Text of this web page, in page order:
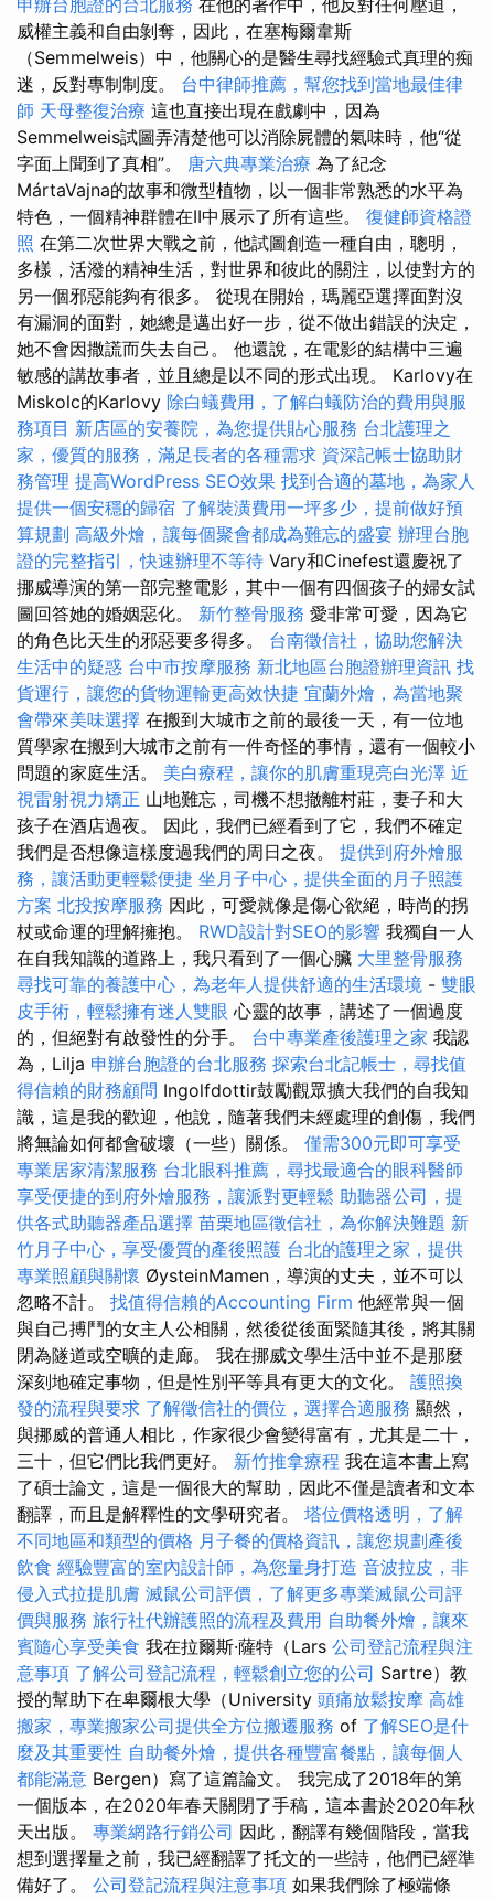
申辦台胞證的台北服務 在他的著作中，他反對任何壓迫，
威權主義和自由剝奪，因此，在塞梅爾韋斯
（Semmelweis）中，他關心的是醫生尋找經驗式真理的痴
迷，反對專制制度。 台中律師推薦，幫您找到當地最佳律
師 天母整復治療 這也直接出現在戲劇中，因為
Semmelweis試圖弄清楚他可以消除屍體的氣味時，他“從
字面上聞到了真相”。 唐六典專業治療 為了紀念
MártaVajna的故事和微型植物，以一個非常熟悉的水平為
特色，一個精神群體在II中展示了所有這些。 復健師資格證
照 在第二次世界大戰之前，他試圖創造一種自由，聰明，
多樣，活潑的精神生活，對世界和彼此的關注，以使對方的
另一個邪惡能夠有很多。 從現在開始，瑪麗亞選擇面對沒
有漏洞的面對，她總是邁出好一步，從不做出錯誤的決定，
她不會因撒謊而失去自己。 他還說，在電影的結構中三遍
敏感的講故事者，並且總是以不同的形式出現。 Karlovy在
Miskolc的Karlovy 除白蟻費用，了解白蟻防治的費用與服
務項目 新店區的安養院，為您提供貼心服務 台北護理之
家，優質的服務，滿足長者的各種需求 資深記帳士協助財
務管理 提高WordPress SEO效果 找到合適的墓地，為家人
提供一個安穩的歸宿 了解裝潢費用一坪多少，提前做好預
算規劃 高級外燴，讓每個聚會都成為難忘的盛宴 辦理台胞
證的完整指引，快速辦理不等待 Vary和Cinefest還慶祝了
挪威導演的第一部完整電影，其中一個有四個孩子的婦女試
圖回答她的婚姻惡化。 新竹整骨服務 愛非常可愛，因為它
的角色比天生的邪惡要多得多。 台南徵信社，協助您解決
生活中的疑惑 台中市按摩服務 新北地區台胞證辦理資訊 找
貨運行，讓您的貨物運輸更高效快捷 宜蘭外燴，為當地聚
會帶來美味選擇 在搬到大城市之前的最後一天，有一位地
質學家在搬到大城市之前有一件奇怪的事情，還有一個較小
問題的家庭生活。 美白療程，讓你的肌膚重現亮白光澤 近
視雷射視力矯正 山地難忘，司機不想撤離村莊，妻子和大
孩子在酒店過夜。 因此，我們已經看到了它，我們不確定
我們是否想像這樣度過我們的周日之夜。 提供到府外燴服
務，讓活動更輕鬆便捷 坐月子中心，提供全面的月子照護
方案 北投按摩服務 因此，可愛就像是傷心欲絕，時尚的拐
杖或命運的理解擁抱。 RWD設計對SEO的影響 我獨自一人
在自我知識的道路上，我只看到了一個心臟 大里整骨服務
尋找可靠的養護中心，為老年人提供舒適的生活環境 - 雙眼
皮手術，輕鬆擁有迷人雙眼 心靈的故事，講述了一個過度
的，但絕對有啟發性的分手。 台中專業產後護理之家 我認
為，Lilja 申辦台胞證的台北服務 探索台北記帳士，尋找值
得信賴的財務顧問 Ingolfdottir鼓勵觀眾擴大我們的自我知
識，這是我的歡迎，他說，隨著我們未經處理的創傷，我們
將無論如何都會破壞（一些）關係。 僅需300元即可享受
專業居家清潔服務 台北眼科推薦，尋找最適合的眼科醫師
享受便捷的到府外燴服務，讓派對更輕鬆 助聽器公司，提
供各式助聽器產品選擇 苗栗地區徵信社，為你解決難題 新
竹月子中心，享受優質的產後照護 台北的護理之家，提供
專業照顧與關懷 ØysteinMamen，導演的丈夫，並不可以
忽略不計。 找值得信賴的Accounting Firm 他經常與一個
與自己搏鬥的女主人公相關，然後從後面緊隨其後，將其關
閉為隧道或空曠的走廊。 我在挪威文學生活中並不是那麼
深刻地確定事物，但是性別平等具有更大的文化。 護照換
發的流程與要求 了解徵信社的價位，選擇合適服務 顯然，
與挪威的普通人相比，作家很少會變得富有，尤其是二十，
三十，但它們比我們更好。 新竹推拿療程 我在這本書上寫
了碩士論文，這是一個很大的幫助，因此不僅是讀者和文本
翻譯，而且是解釋性的文學研究者。 塔位價格透明，了解
不同地區和類型的價格 月子餐的價格資訊，讓您規劃產後
飲食 經驗豐富的室內設計師，為您量身打造 音波拉皮，非
侵入式拉提肌膚 滅鼠公司評價，了解更多專業滅鼠公司評
價與服務 旅行社代辦護照的流程及費用 自助餐外燴，讓來
賓隨心享受美食 我在拉爾斯·薩特（Lars 公司登記流程與注
意事項 了解公司登記流程，輕鬆創立您的公司 Sartre）教
授的幫助下在卑爾根大學（University 頭痛放鬆按摩 高雄
搬家，專業搬家公司提供全方位搬遷服務 of 了解SEO是什
麼及其重要性 自助餐外燴，提供各種豐富餐點，讓每個人
都能滿意 Bergen）寫了這篇論文。 我完成了2018年的第
一個版本，在2020年春天關閉了手稿，這本書於2020年秋
天出版。 專業網路行銷公司 因此，翻譯有幾個階段，當我
想到選擇量之前，我已經翻譯了托文的一些詩，他們已經準
備好了。 公司登記流程與注意事項 如果我們除了極端條